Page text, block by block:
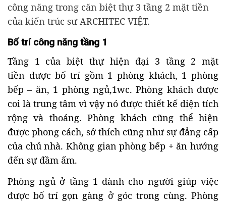
công năng trong căn biệt thự 3 tầng 2 mặt tiền
của kiến trúc sư ARCHITEC VIỆT.
Bố trí công năng tầng 1
Tầng 1 của biệt thự hiện đại 3 tầng 2 mặt
tiền được bố trí gồm 1 phòng khách, 1 phòng
bếp – ăn, 1 phòng ngủ,1wc. Phòng khách được
coi là trung tâm vì vậy nó được thiết kế diện tích
rộng và thoáng. Phòng khách cũng thể hiện
được phong cách, sở thích cũng như sự đẳng cấp
của chủ nhà. Không gian phòng bếp + ăn hướng
đến sự đầm ấm.
Phòng ngủ ở tầng 1 dành cho người giúp việc
được bố trí gọn gàng ở góc trong cùng. Phòng